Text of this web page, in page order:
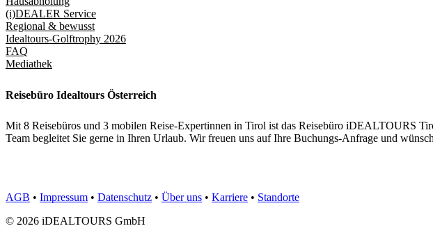
(i)DEALER Service
Regional & bewusst
Idealtours-Golftrophy 2026
FAQ
Mediathek
Reisebüro Idealtours Österreich
Mit 8 Reisebüros und 3 mobilen Reise-Expertinnen in Tirol ist das Reisebüro iDEALTOURS
Team begleitet Sie gerne in Ihren Urlaub. Wir freuen uns auf Ihre Buchungs-Anfrage und
AGB • Impressum • Datenschutz • Über uns • Karriere • Standorte
© 2026 iDEALTOURS GmbH